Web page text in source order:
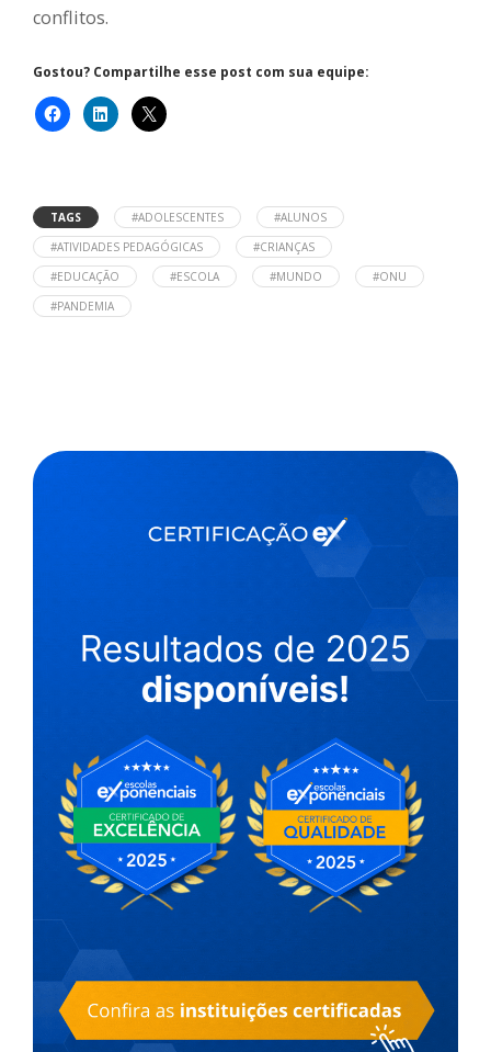
conflitos.
Gostou? Compartilhe esse post com sua equipe:
TAGS #ADOLESCENTES
#ALUNOS
#ATIVIDADES PEDAGÓGICAS
#CRIANÇAS
#EDUCAÇÃO
#ESCOLA #MUNDO
#ONU
#PANDEMIA